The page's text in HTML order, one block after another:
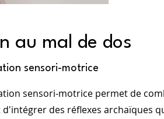
au mal de dos
sensori-motrice
sensori-motrice permet de
des réflexes archaïques